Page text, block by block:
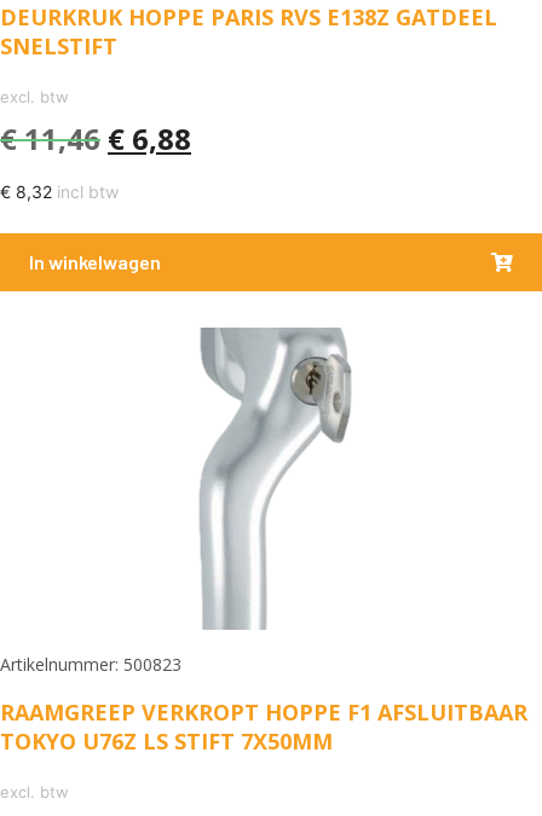
DEURKRUK HOPPE PARIS RVS E138Z GATDEEL
SNELSTIFT
excl. btw
€11,46 € 6,88
€ 8,32 incl btw
In winkelwagen
Artikelnummer: 500823
RAAMGREEP VERKROPT HOPPE F1 AFSLUITBAAR
TOKYO U76Z LS STIFT 7X50MM
excl. btw